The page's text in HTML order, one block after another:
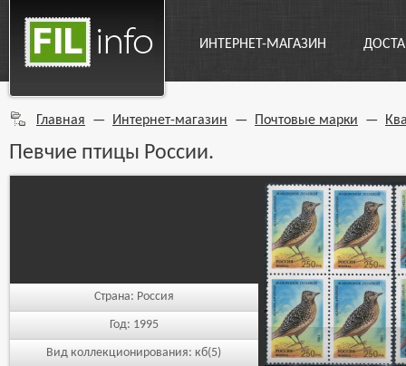
ИНТЕРНЕТ-МАГАЗИН
Главная — Интернет-магазин — Почтовые марки —
Певчие птицы России.
Страна: Россия
Год: 1995
Вид коллекционирования: кб(5)